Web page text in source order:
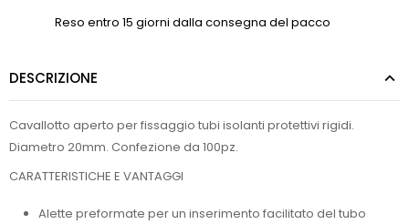
Reso entro 15 giorni dalla consegna del pacco
DESCRIZIONE
Cavallotto aperto per fissaggio tubi isolanti protettivi rigidi.
Diametro 20mm. Confezione da 100pz.
CARATTERISTICHE E VANTAGGI
Alette preformate per un inserimento facilitato del tubo